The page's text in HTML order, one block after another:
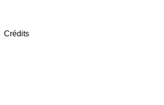
Crédits